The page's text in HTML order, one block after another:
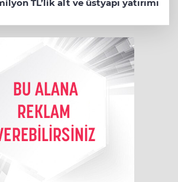
TL’lik alt ve üstyapı yatırımı